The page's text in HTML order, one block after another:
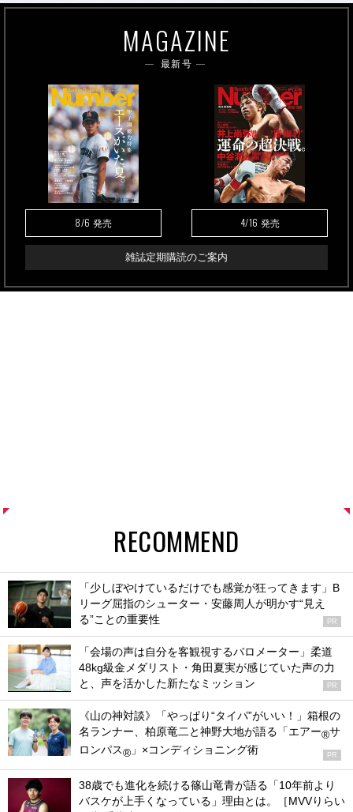
MAGAZINE
最新号
8/6 発売 4/16 発売
雑誌定期購読のご案内
RECOMMEND
「少しぼやけているだけでも感覚が狂ってきます」B
リーグ屈指のシューター・安藤周人が明かす“見え
る”ことの重要性
PR
「会場の声は自分を客観視するバロメーター」柔道
48kg級金メダリスト・角田夏実が感じていた声の力
と、声を活かした新たなミッション
PR
《山の神対談》「やっぱり“タイパ”がいい！」箱根の
名ランナー、柏原竜二と神野大地が語る「エアー®サ
ロンパス® 」×コンディショニング術 PR
38歳でも進化を続ける篠山竜青が語る「10年前より
バスケが上手くなっている」理由とは。［MVVりらい